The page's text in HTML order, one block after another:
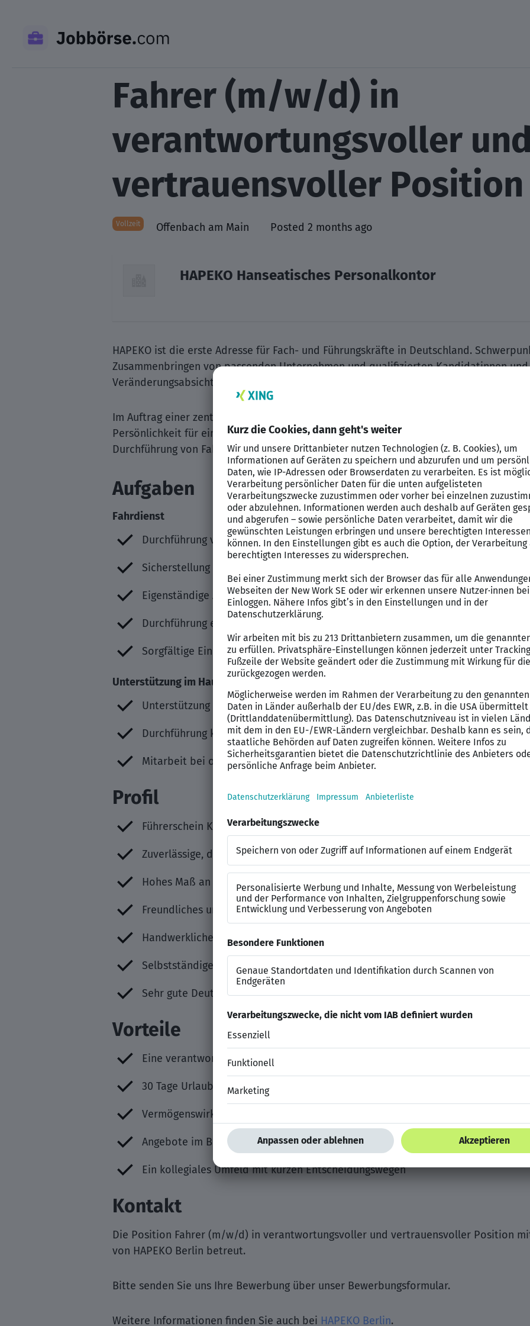
Fahrer (m/w/d) in
verantwortungsvoller
vertrauensvoller Position
Vollzeit Offenbach am Main Posted 2 months ago
HAPEKO Hanseatisches Personalkontor
HAPEKO ist die erste Adresse für Fach- und Führungskräfte in Deutschland.
Zusammenbringen von passenden Unternehmen und qualifizierten Kandidatinnen
Veränderungsabsicht. HAPEKO ist deutschlandweit mit mehr als 20 Standorten
Im Auftrag einer zentralen Organisation suchen wir zum nächstmöglichen Zeitpunkt
Persönlichkeit für eine Tätigkeit im Fahrdienst. Zu den Aufgaben zählen
Durchführung von Fahrten für die Leitungsebene sowie ergänzende Tätigkeiten im
Aufgaben
Fahrdienst
Durchführung von Fahrten im regionalen und überregionalen Umfeld
Sicherstellung eines jederzeit gepflegten und technisch einwandfreien
Eigenständige Abstimmung und Koordination der Fahrten
Durchführung einfacher Wartungs- und Kontrolltätigkeiten
Sorgfältige Einhaltung aller geltenden Verkehrs- und Sicherheitsvorschriften
Unterstützung im Haus (ergänzend)
Unterstützung bei allgemeinen Hausmeistertätigkeiten
Durchführung kleinerer Reparaturen sowie Besorgungen
Mitarbeit bei organisatorischen und operativen Aufgaben im Tagesgeschäft
Profil
Führerschein Klasse B sowie langjährige und sichere Fahrpraxis
Zuverlässige, diskrete und verantwortungsbewusste Arbeitsweise
Hohes Maß an Flexibilität und Bereitschaft zu wechselnden Einsatzzeiten
Freundliches und verbindliches Auftreten
Handwerkliches Geschick und Freude an praktischen Tätigkeiten
Selbstständige und strukturierte Arbeitsweise
Sehr gute Deutschkenntnisse
Vorteile
Eine verantwortungsvolle und vertrauensvolle Aufgabe in einem stabilen
30 Tage Urlaub
Vermögenswirksame Leistungen
Angebote im Bereich Gesundheit und Fitness
Ein kollegiales Umfeld mit kurzen Entscheidungswegen
Kontakt
Die Position Fahrer (m/w/d) in verantwortungsvoller und vertrauensvoller Position
von HAPEKO Berlin betreut.
Bitte senden Sie uns Ihre Bewerbung über unser Bewerbungsformular.
Weitere Informationen finden Sie auch bei HAPEKO Berlin.